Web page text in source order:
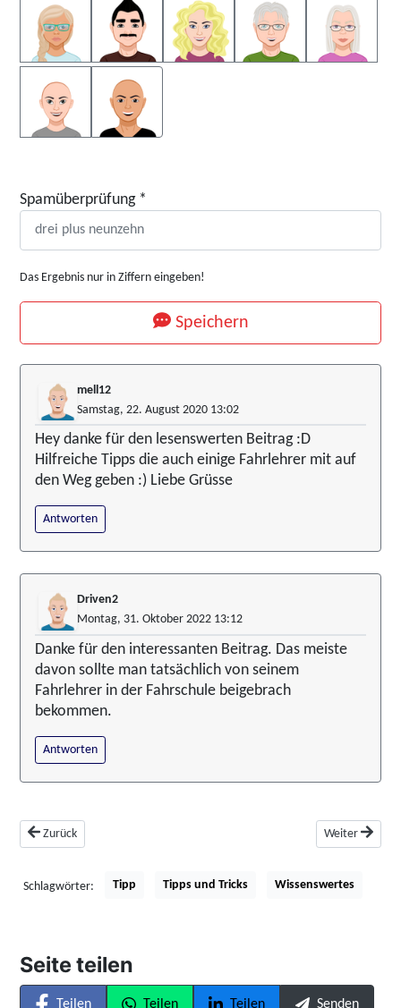
Spamüberprüfung *
Das Ergebnis nur in Ziffern eingeben!
Speichern
mell12
Samstag, 22. August 2020 13:02
Hey danke für den lesenswerten Beitrag :D
Hilfreiche Tipps die auch einige Fahrlehrer mit auf
den Weg geben :) Liebe Grüsse
Antworten
Driven2
Montag, 31. Oktober 2022 13:12
Danke für den interessanten Beitrag. Das meiste
davon sollte man tatsächlich von seinem
Fahrlehrer in der Fahrschule beigebrach
bekommen.
Antworten
Vorheriger Beitrag: Auto winterfit machen: So geht's!
Zurück Nächster
Weiter
Schlagwörter: Tipp Tipps und Tricks Wissenswertes
Seite teilen
Teilen Teilen Teilen Senden